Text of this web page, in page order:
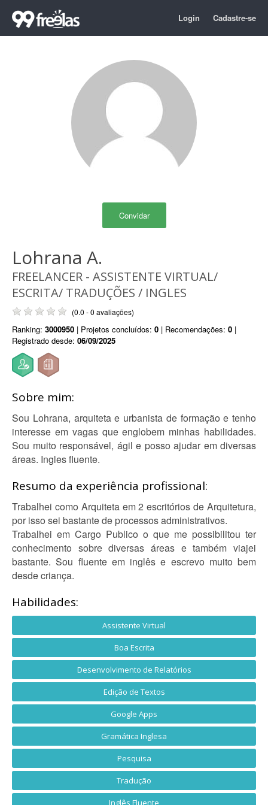
Login Cadastre-se
Convidar
Lohrana A.
FREELANCER - ASSISTENTE VIRTUAL/
ESCRITA/ TRADUÇÕES / INGLES
(0.0 - 0 avaliações)
Ranking: 3000950 | Projetos concluídos: 0 | Recomendações: 0 |
Registrado desde: 06/09/2025
Sobre mim:
Sou Lohrana, arquiteta e urbanista de formação e tenho
interesse em vagas que englobem minhas habilidades.
Sou muito responsável, ágil e posso ajudar em diversas
áreas. Ingles fluente.
Resumo da experiência profissional:
Trabalhei como Arquiteta em 2 escritórios de Arquitetura,
por isso sei bastante de processos administrativos.
Trabalhei em Cargo Publico o que me possibilitou ter
conhecimento sobre diversas áreas e também viajei
bastante. Sou fluente em inglês e escrevo muito bem
desde criança.
Habilidades:
Assistente Virtual
Boa Escrita
Desenvolvimento de Relatórios
Edição de Textos
Google Apps
Gramática Inglesa
Pesquisa
Tradução
Inglês Fluente